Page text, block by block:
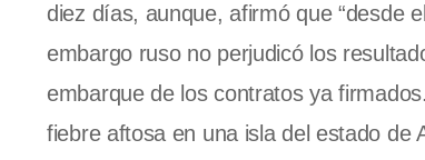
diez días, aunque, afirmó que “desde
embargo ruso no perjudicó los
embarque de los contratos ya
fiebre aftosa en una isla del estado de